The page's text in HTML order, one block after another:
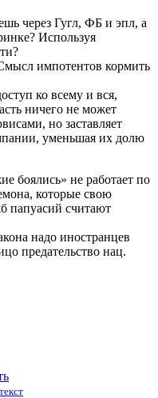
через Гугл, ФБ и эпл, а
Используя
импотентов кормить
ко всему и вся,
ничего не может
но заставляет
уменьшая их долю
боялись» не работает по
которые свою
папуасий считают
надо иностранцев
предательство нац.